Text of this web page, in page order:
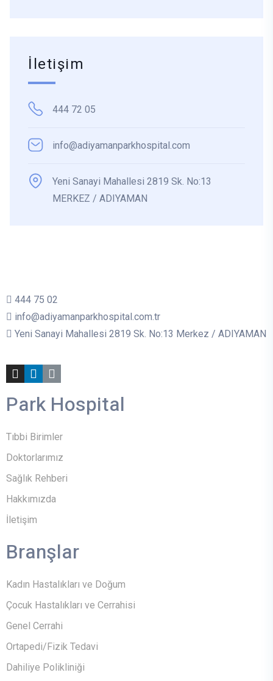
İletişim
444 72 05
info@adiyamanparkhospital.com
Yeni Sanayi Mahallesi 2819 Sk. No:13
MERKEZ / ADIYAMAN
444 75 02
info@adiyamanparkhospital.com.tr
Yeni Sanayi Mahallesi 2819 Sk. No:13 Merkez / ADIYAMAN
Park Hospital
Tıbbi Birimler
Doktorlarımız
Sağlık Rehberi
Hakkımızda
İletişim
Branşlar
Kadın Hastalıkları ve Doğum
Çocuk Hastalıkları ve Cerrahisi
Genel Cerrahi
Ortapedi/Fizik Tedavi
Dahiliye Polikliniği